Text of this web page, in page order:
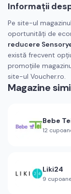
Informații
Pe site-ul
oportunități de
reducere
există frecvent
promoțiile
site-ul Voucher.ro.
Magazine
Bebe
12
Liki24
9